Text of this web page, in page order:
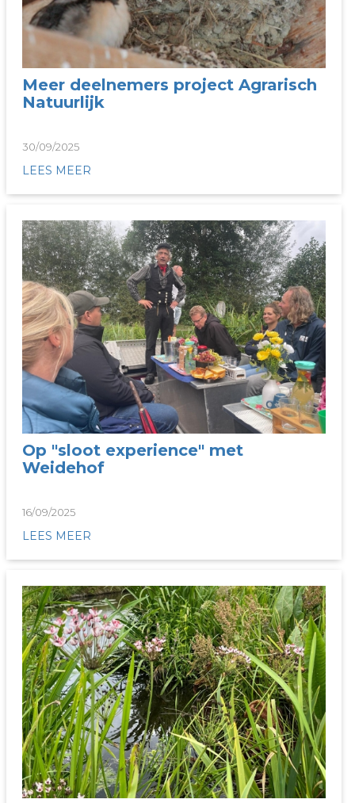
Meer deelnemers project Agrarisch
Natuurlijk
30/09/2025
LEES MEER
Op "sloot experience" met
Weidehof
16/09/2025
LEES MEER